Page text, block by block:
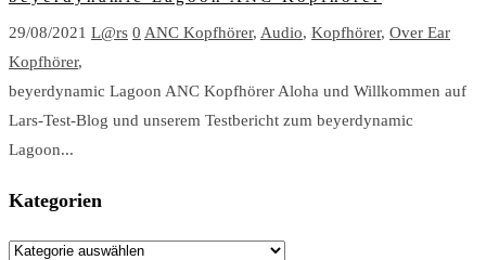
29/08/2021 L@rs 0 ANC Kopfhörer, Audio, Kopfhörer, Over Ear
Kopfhörer,
beyerdynamic Lagoon ANC Kopfhörer Aloha und Willkommen auf
Lars-Test-Blog und unserem Testbericht zum beyerdynamic
Lagoon...
Kategorien
Kategorien